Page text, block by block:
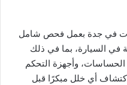
في جدة بعمل فحص شامل
في السيارة، بما في ذلك
الحساسات، وأجهزة التحكم
أي خلل مبكرًا قبل